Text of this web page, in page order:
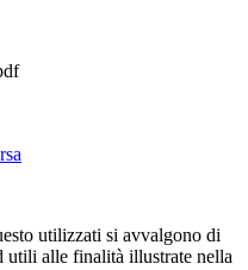
utilizzati si avvalgono di
utili alle finalità illustrate nella